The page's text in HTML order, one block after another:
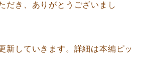
だき、ありがとうございまし
新していきます。詳細は本編ピッ